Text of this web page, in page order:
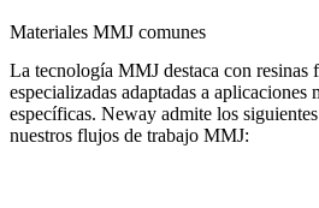
Materiales MMJ comunes
La tecnología MMJ destaca con resinas
especializadas adaptadas a aplicaciones
específicas. Neway admite los
nuestros flujos de trabajo MMJ: